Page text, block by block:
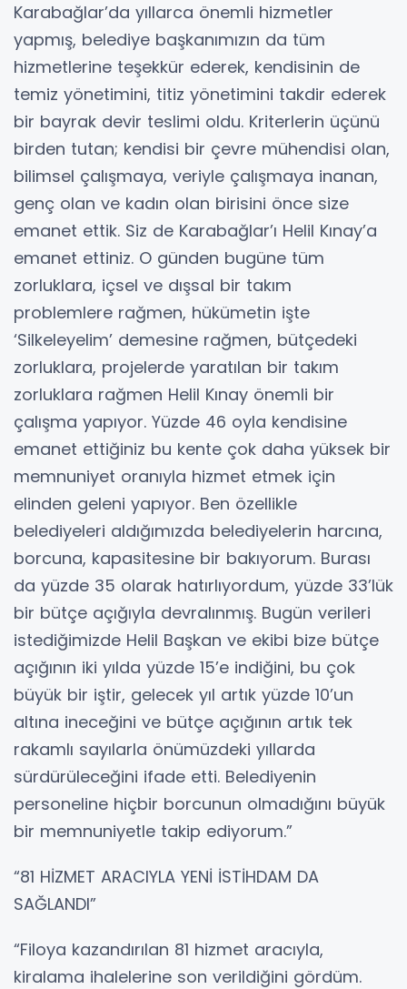
Karabağlar’da yıllarca önemli hizmetler
yapmış, belediye başkanımızın da tüm
hizmetlerine teşekkür ederek, kendisinin de
temiz yönetimini, titiz yönetimini takdir ederek
bir bayrak devir teslimi oldu. Kriterlerin üçünü
birden tutan; kendisi bir çevre mühendisi olan,
bilimsel çalışmaya, veriyle çalışmaya inanan,
genç olan ve kadın olan birisini önce size
emanet ettik. Siz de Karabağlar’ı Helil Kınay’a
emanet ettiniz. O günden bugüne tüm
zorluklara, içsel ve dışsal bir takım
problemlere rağmen, hükümetin işte
‘Silkeleyelim’ demesine rağmen, bütçedeki
zorluklara, projelerde yaratılan bir takım
zorluklara rağmen Helil Kınay önemli bir
çalışma yapıyor. Yüzde 46 oyla kendisine
emanet ettiğiniz bu kente çok daha yüksek bir
memnuniyet oranıyla hizmet etmek için
elinden geleni yapıyor. Ben özellikle
belediyeleri aldığımızda belediyelerin harcına,
borcuna, kapasitesine bir bakıyorum. Burası
da yüzde 35 olarak hatırlıyordum, yüzde 33’lük
bir bütçe açığıyla devralınmış. Bugün verileri
istediğimizde Helil Başkan ve ekibi bize bütçe
açığının iki yılda yüzde 15’e indiğini, bu çok
büyük bir iştir, gelecek yıl artık yüzde 10’un
altına ineceğini ve bütçe açığının artık tek
rakamlı sayılarla önümüzdeki yıllarda
sürdürüleceğini ifade etti. Belediyenin
personeline hiçbir borcunun olmadığını büyük
bir memnuniyetle takip ediyorum.”
“81 HİZMET ARACIYLA YENİ İSTİHDAM DA
SAĞLANDI”
“Filoya kazandırılan 81 hizmet aracıyla,
kiralama ihalelerine son verildiğini gördüm.